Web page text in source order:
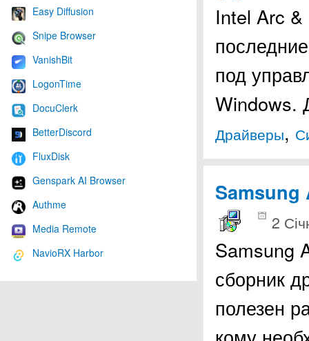
Easy Diffusion
Snipe Browser
VanishBit
LogonTime
DocuClerk
BetterDiscord
FluxDisk
Genspark AI Browser
Authme
Media Remote
NavioRX Harbor
Intel Arc &
под
Windows.
Драйверы,
2
Samsung
сборник
полезен